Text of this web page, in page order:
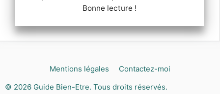
Bonne lecture !
Mentions légales
Contactez-moi
© 2026 Guide Bien-Etre. Tous droits réservés.